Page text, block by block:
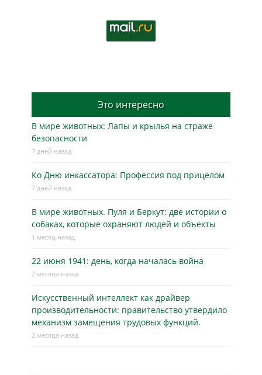
Это интересно
В мире животных: Лапы и крылья на страже
безопасности
7 дней назад
Ко Дню инкассатора: Профессия под прицелом
7 дней назад
В мире животных. Пуля и Беркут: две истории о
собаках, которые охраняют людей и объекты
1 месяц назад
22 июня 1941: день, когда началась война
2 месяца назад
Искусственный интеллект как драйвер
производительности: правительство утвердило
механизм замещения трудовых функций.
2 месяца назад